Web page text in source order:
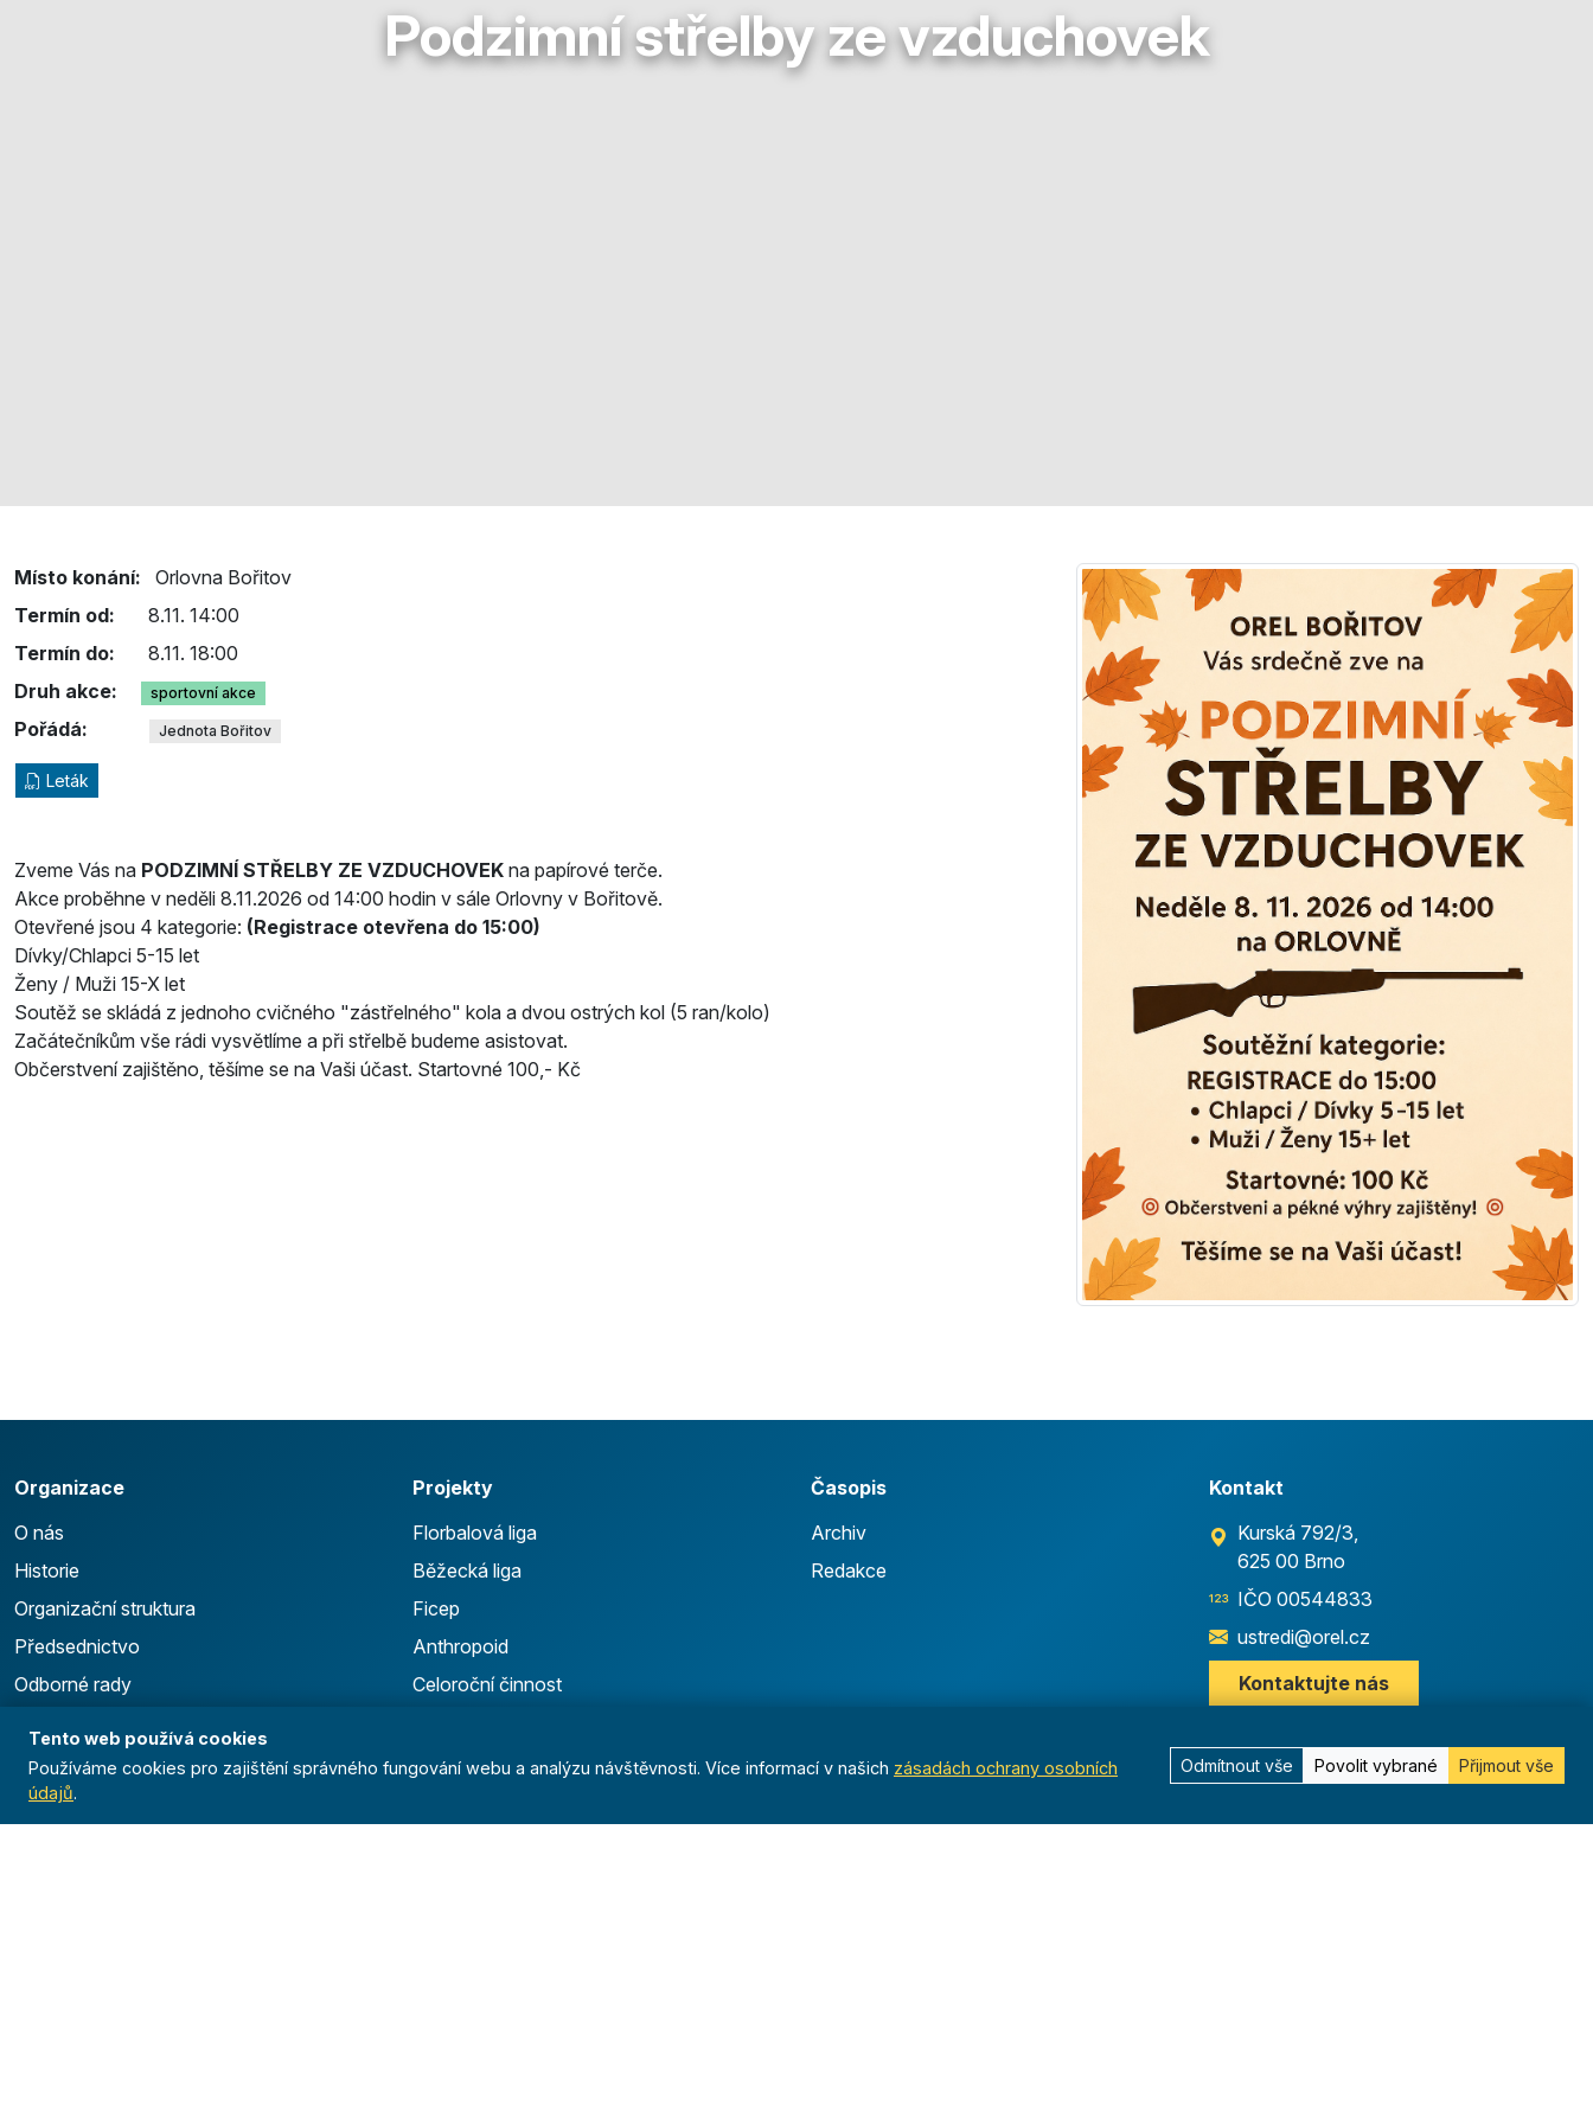
Podzimní střelby ze vzduchovek
Místo konání:
Orlovna Bořitov
Termín od:
8.11. 14:00
Termín do:
8.11. 18:00
Druh akce:
sportovní akce
Pořádá: Jednota Bořitov
Leták
Zveme Vás na PODZIMNÍ STŘELBY ZE VZDUCHOVEK na papírové terče.
Akce proběhne v neděli 8.11.2026 od 14:00 hodin v sále Orlovny v Bořitově.
Otevřené jsou 4 kategorie: (Registrace otevřena do 15:00)
Dívky/Chlapci 5-15 let
Ženy / Muži 15-X let
Soutěž se skládá z jednoho cvičného "zástřelného" kola a dvou ostrých kol (5 ran/kolo)
Začátečníkům vše rádi vysvětlíme a při střelbě budeme asistovat.
Občerstvení zajištěno, těšíme se na Vaši účast. Startovné 100,- Kč
Organizace
O nás
Historie
Organizační struktura
Předsednictvo
Odborné rady
GDPR
Pojištění
Projekty
Florbalová liga
Běžecká liga
Ficep
Anthropoid
Celoroční činnost
Časopis
Archiv
Redakce
Kontakt
Kurská 792/3,
625 00 Brno
IČO 00544833
ustredi@orel.cz
Kontaktujte nás
Tento web používá cookies
Používáme cookies pro zajištění správného fungování webu a analýzu návštěvnosti. Více informací v našich zásadách ochrany osobních
údajů.
Odmítnout vše Povolit vybrané Přijmout vše